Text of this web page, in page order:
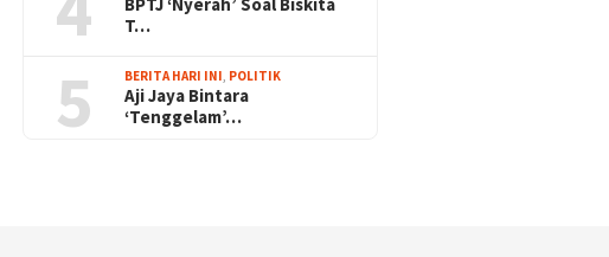
BPTJ ‘Nyerah’ Soal Biskita
T…
5 BERITA HARI INI, POLITIK
Aji Jaya Bintara
‘Tenggelam’…